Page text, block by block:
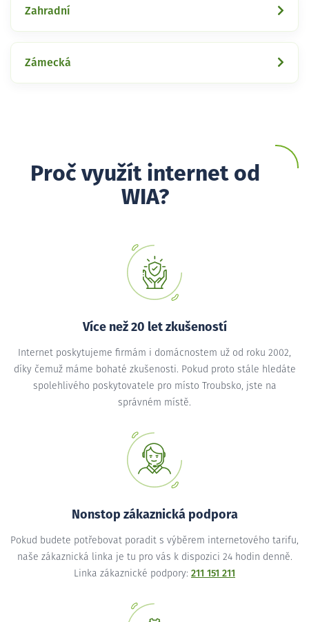
Zahradní
Zámecká
Proč využít internet od
WIA?
Více než 20 let zkušeností
Internet poskytujeme firmám i domácnostem už od roku 2002,
díky čemuž máme bohaté zkušenosti. Pokud proto stále hledáte
spolehlivého poskytovatele pro místo Troubsko, jste na
správném místě.
Nonstop zákaznická podpora
Pokud budete potřebovat poradit s výběrem internetového tarifu,
naše zákaznická linka je tu pro vás k dispozici 24 hodin denně.
Linka zákaznické podpory: 211 151 211